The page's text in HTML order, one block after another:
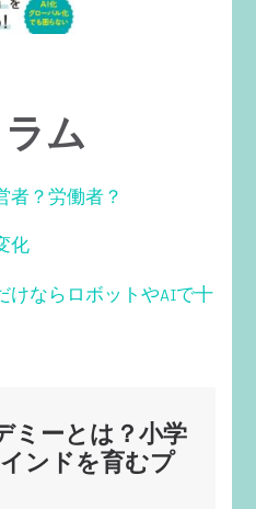
ム
者？労働者？
化
けならロボットやAIで十
ミーとは？小学
ンドを育むプ